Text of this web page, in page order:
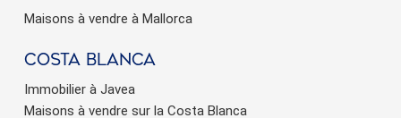
Maisons à vendre à Mallorca
Costa Blanca
Immobilier à Javea
Maisons à vendre sur la Costa Blanca